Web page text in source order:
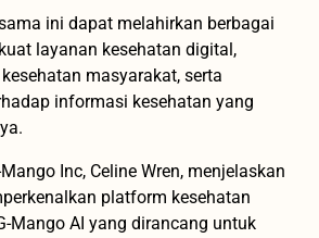
ini dapat melahirkan berbagai
layanan kesehatan digital,
masyarakat, serta
informasi kesehatan yang
Inc, Celine Wren, menjelaskan
platform kesehatan
Mango AI yang dirancang untuk